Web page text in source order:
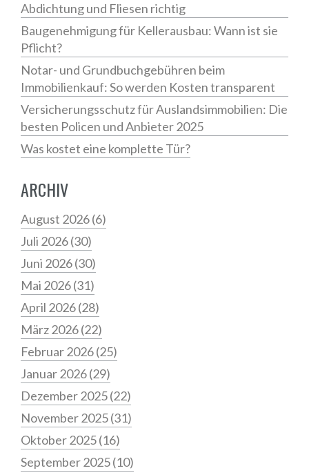
Abdichtung und Fliesen richtig
Baugenehmigung für Kellerausbau: Wann ist sie
Pflicht?
Notar- und Grundbuchgebühren beim
Immobilienkauf: So werden Kosten transparent
Versicherungsschutz für Auslandsimmobilien: Die
besten Policen und Anbieter 2025
Was kostet eine komplette Tür?
ARCHIV
August 2026(6)
Juli 2026(30)
Juni 2026(30)
Mai 2026(31)
April 2026(28)
März 2026(22)
Februar 2026(25)
Januar 2026(29)
Dezember 2025(22)
November 2025(31)
Oktober 2025(16)
September 2025(10)